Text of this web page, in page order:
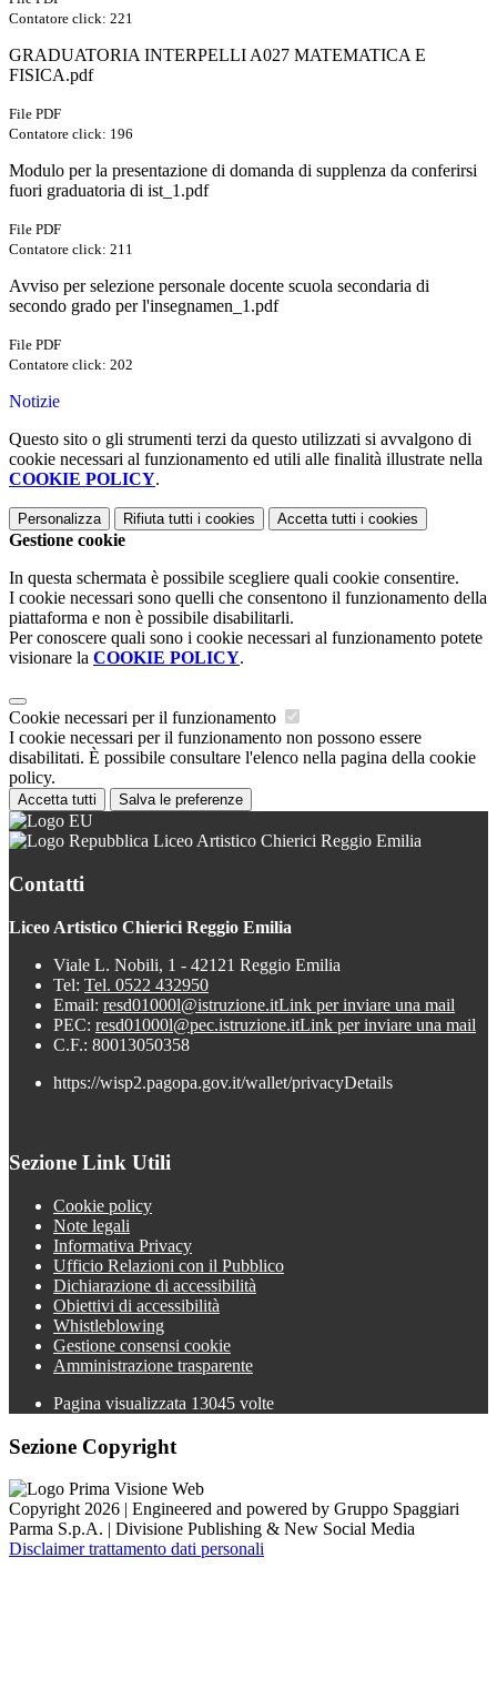
Contatore click: 221
GRADUATORIA INTERPELLI A027 MATEMATICA E
FISICA.pdf
File PDF
Contatore click: 196
Modulo per la presentazione di domanda di supplenza da conferirsi
fuori graduatoria di ist_1.pdf
File PDF
Contatore click: 211
Avviso per selezione personale docente scuola secondaria di
secondo grado per l'insegnamen_1.pdf
File PDF
Contatore click: 202
Notizie
Questo sito o gli strumenti terzi da questo utilizzati si avvalgono di
cookie necessari al funzionamento ed utili alle finalità illustrate nella
COOKIE POLICY.
Personalizza Rifiuta tutti i cookies Accetta tutti i cookies
Gestione cookie
In questa schermata è possibile scegliere quali cookie consentire.
I cookie necessari sono quelli che consentono il funzionamento della
piattaforma e non è possibile disabilitarli.
Per conoscere quali sono i cookie necessari al funzionamento potete
visionare la COOKIE POLICY.
Cookie necessari per il funzionamento
I cookie necessari per il funzionamento non possono essere
disabilitati. È possibile consultare l'elenco nella pagina della cookie
policy.
Accetta tutti Salva le preferenze
Liceo Artistico Chierici Reggio Emilia
Contatti
Liceo Artistico Chierici Reggio Emilia
Viale L. Nobili, 1 - 42121 Reggio Emilia
Tel: Tel. 0522 432950
Email: resd01000l@istruzione.itLink per inviare una mail
PEC: resd01000l@pec.istruzione.itLink per inviare una mail
C.F.: 80013050358
https://wisp2.pagopa.gov.it/wallet/privacyDetails
Sezione Link Utili
Cookie policy
Note legali
Informativa Privacy
Ufficio Relazioni con il Pubblico
Dichiarazione di accessibilità
Obiettivi di accessibilità
Whistleblowing
Gestione consensi cookie
Amministrazione trasparente
Pagina visualizzata 13045 volte
Sezione Copyright
Copyright 2026 | Engineered and powered by Gruppo Spaggiari
Parma S.p.A. | Divisione Publishing & New Social Media
Disclaimer trattamento dati personali